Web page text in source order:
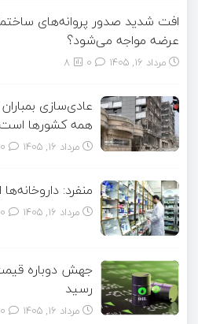
افت شدید صدور پروانه‌های
عرضه مواجه می‌شود؟
مرداد ۱۶, ۱۴۰۵ 8
عادی‌سازی
همه کشورها است
مرداد ۱۶, ۱۴۰۵
منفرد:
مرداد ۱۶, ۱۴۰۵
رسید
مرداد ۱۶, ۱۴۰۵